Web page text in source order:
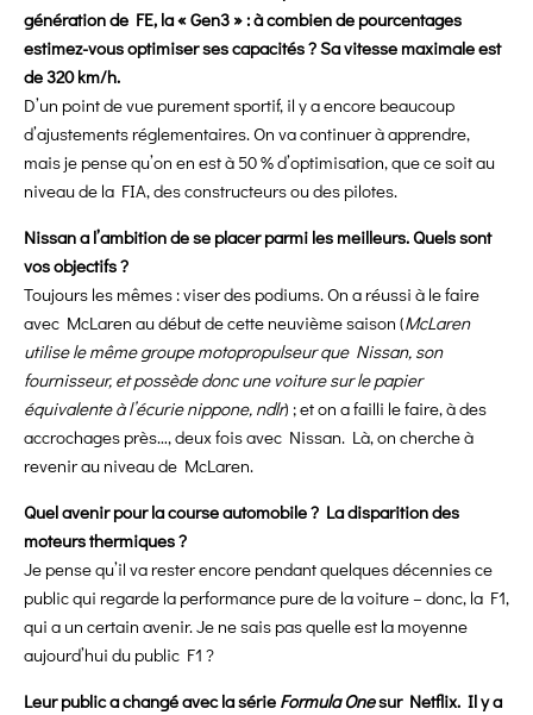
génération de FE, la « Gen3 » : à combien de pourcentages
estimez-vous optimiser ses capacités ? Sa vitesse maximale est
de 320 km/h.
D’un point de vue purement sportif, il y a encore beaucoup
d’ajustements réglementaires. On va continuer à apprendre,
mais je pense qu’on en est à 50 % d’optimisation, que ce soit au
niveau de la FIA, des constructeurs ou des pilotes.
Nissan a l’ambition de se placer parmi les meilleurs. Quels sont
vos objectifs ?
Toujours les mêmes : viser des podiums. On a réussi à le faire
avec McLaren au début de cette neuvième saison (McLaren
utilise le même groupe motopropulseur que Nissan, son
fournisseur, et possède donc une voiture sur le papier
équivalente à l’écurie nippone, ndlr) ; et on a failli le faire, à des
accrochages près…, deux fois avec Nissan. Là, on cherche à
revenir au niveau de McLaren.
Quel avenir pour la course automobile ? La disparition des
moteurs thermiques ?
Je pense qu’il va rester encore pendant quelques décennies ce
public qui regarde la performance pure de la voiture – donc, la F1,
qui a un certain avenir. Je ne sais pas quelle est la moyenne
aujourd’hui du public F1 ?
Leur public a changé avec la série Formula Onesur Netflix. Il y a